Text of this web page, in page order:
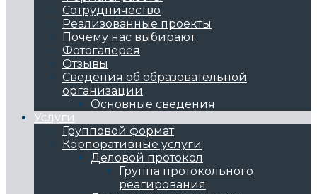
Сотрудничество
Реализованные проекты
Почему нас выбирают
Фотогалерея
Отзывы
Сведения об образовательной
организации
Основные сведения
Услуги
Групповой формат
Корпоративные услуги
Деловой протокол
Группа протокольного
реагирования